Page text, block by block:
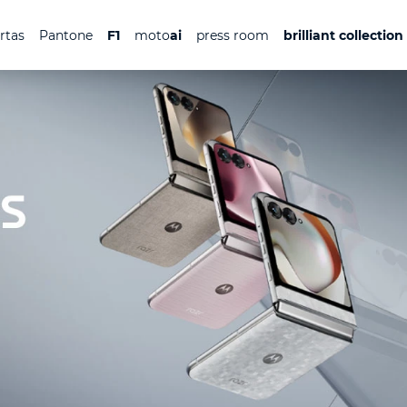
Pantone F1 motoai press room brilliant collection